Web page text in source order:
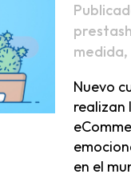
medida,
Nuevo
realizan
en el